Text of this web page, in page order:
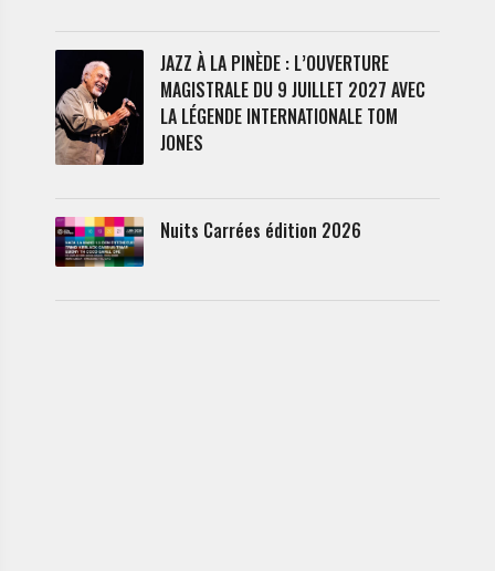
JAZZ À LA PINÈDE : L’OUVERTURE
MAGISTRALE DU 9 JUILLET 2027 AVEC
LA LÉGENDE INTERNATIONALE TOM
JONES
Nuits Carrées édition 2026